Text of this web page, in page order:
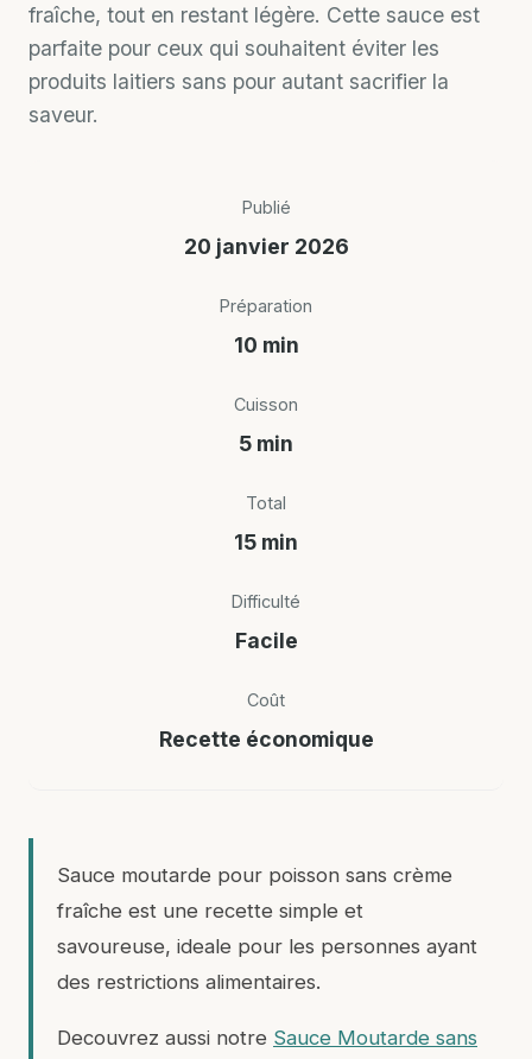
fraîche, tout en restant légère. Cette sauce est
parfaite pour ceux qui souhaitent éviter les
produits laitiers sans pour autant sacrifier la
saveur.
Publié
20 janvier 2026
Préparation
10 min
Cuisson
5 min
Total
15 min
Difficulté
Facile
Coût
Recette économique
Sauce moutarde pour poisson sans crème
fraîche est une recette simple et
savoureuse, ideale pour les personnes ayant
des restrictions alimentaires.
Decouvrez aussi notre Sauce Moutarde sans